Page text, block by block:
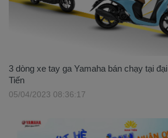
3 dòng xe tay ga Yamaha bán chạy tại
Tiến
05/04/2023 08:36:17